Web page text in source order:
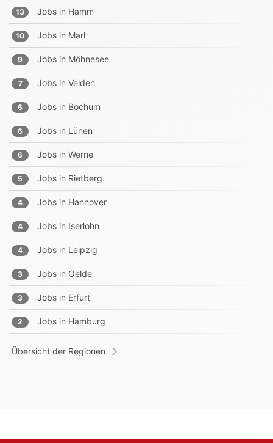
13 Jobs in Hamm
10 Jobs in Marl
9 Jobs in Möhnesee
7 Jobs in Velden
6 Jobs in Bochum
6 Jobs in Lünen
6 Jobs in Werne
5 Jobs in Rietberg
4 Jobs in Hannover
4 Jobs in Iserlohn
4 Jobs in Leipzig
3 Jobs in Oelde
3 Jobs in Erfurt
2 Jobs in Hamburg
Übersicht der Regionen